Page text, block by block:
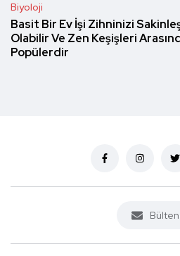
Biyoloji
Basit Bir Ev İşi Zihninizi
Olabilir Ve Zen Keşişleri
Popülerdir